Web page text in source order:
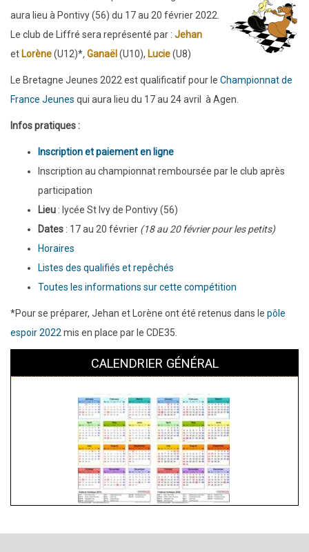
aura lieu à Pontivy (56) du 17 au 20 février 2022.
Le club de Liffré sera représenté par : Jehan
et Lorène(U12)*,Ganaël (U10), Lucie(U8)
Le Bretagne Jeunes 2022 est qualificatif pour le Championnat de
France Jeunes qui aura lieu du 17 au 24 avril à Agen.
Infos pratiques :
Inscription et paiement en ligne
Inscription au championnat remboursée par le club après
participation
Lieu : lycée St Ivy de Pontivy (56)
Dates : 17 au 20 février (18 au 20 févrierpour les petits)
Horaires
Listes des qualifiés et repêchés
Toutes les informations sur cette compétition
*Pour se préparer, Jehan et Lorène ont été retenus dans le pôle
espoir 2022 mis en place par le CDE35.
CALENDRIER GÉNÉRAL